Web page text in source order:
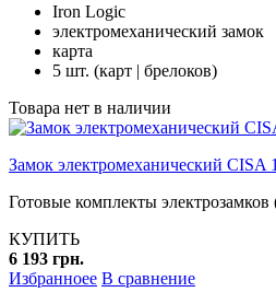
Iron Logic
электромеханический замок
карта
5 шт. (карт | брелоков)
Товара нет в наличии
Замок электромеханический CISA
Готовые комплекты
КУПИТЬ
6 193 грн.
Избранноее В сравнение